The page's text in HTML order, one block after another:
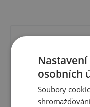
Energická
Tuky:
Z toho nasycené
Nastavení
osobních
Soubory